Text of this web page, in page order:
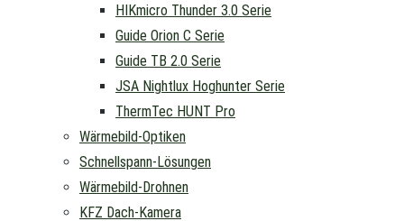
HIKmicro Thunder 3.0 Serie
Guide Orion C Serie
Guide TB 2.0 Serie
JSA Nightlux Hoghunter Serie
ThermTec HUNT Pro
Wärmebild-Optiken
Schnellspann-Lösungen
Wärmebild-Drohnen
KFZ Dach-Kamera